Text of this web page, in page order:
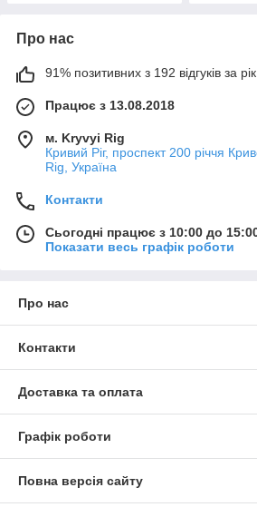
Про нас
91% позитивних з 192 відгуків за рік
Працює з 13.08.2018
м. Kryvyi Rig
Кривий Ріг, проспект 200 річчя
Rig, Україна
Контакти
Сьогодні працює з 10:00 до
Показати весь графік роботи
Про нас
Контакти
Доставка та оплата
Графік роботи
Повна версія сайту